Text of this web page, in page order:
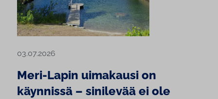
03.07.2026
Meri-Lapin uimakausi on
käynnissä – sinilevää ei ole